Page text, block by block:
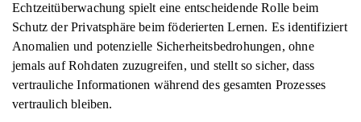
Echtzeitüberwachung spielt eine entscheidende Rolle beim
Schutz der Privatsphäre beim föderierten Lernen. Es identifiziert
Anomalien und potenzielle Sicherheitsbedrohungen, ohne
jemals auf Rohdaten zuzugreifen, und stellt so sicher, dass
vertrauliche Informationen während des gesamten Prozesses
vertraulich bleiben.